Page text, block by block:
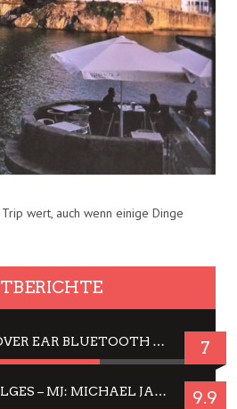
wert, auch wenn einige Dinge
JBL TUNE 720BT: OVER EAR BLUETOOTH KOPFHÖRER UM DIE 50,-€ IM DAUER-TEST 7
WEGEN DES ERFOLGES – MJ: MICHAEL JACKSON MUSICAL IN EINER MATINEE SEHEN 9.9